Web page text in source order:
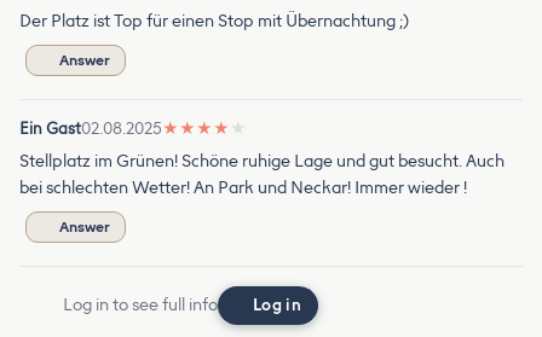
Der Platz ist Top für einen Stop mit Übernachtung ;)
Answer
Ein Gast02.08.2025★ ★ ★ ★ ★
Stellplatz im Grünen! Schöne ruhige Lage und gut besucht. Auch
bei schlechten Wetter! An Park und Neckar! Immer wieder !
Answer
Log in to see full info Log in